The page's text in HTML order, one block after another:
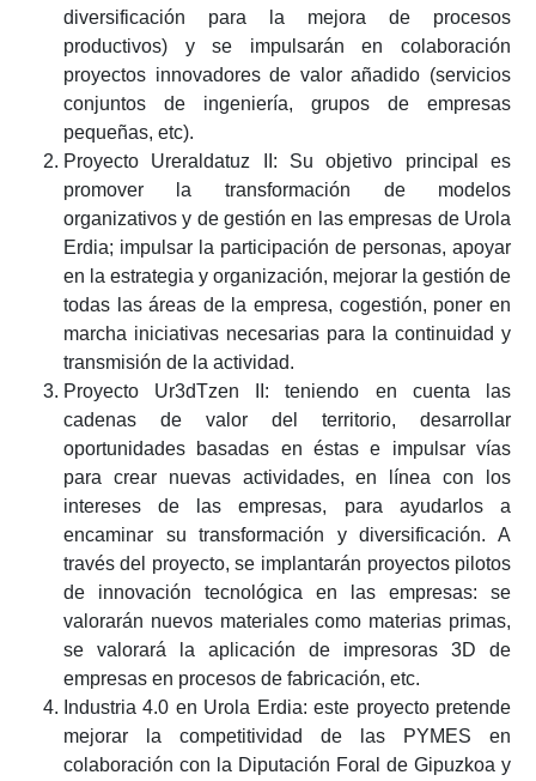
diversificación para la mejora de procesos
productivos) y se impulsarán en colaboración
proyectos innovadores de valor añadido (servicios
conjuntos de ingeniería, grupos de empresas
pequeñas, etc).
Proyecto Ureraldatuz II: Su objetivo principal es
promover la transformación de modelos
organizativos y de gestión en las empresas de Urola
Erdia; impulsar la participación de personas, apoyar
en la estrategia y organización, mejorar la gestión de
todas las áreas de la empresa, cogestión, poner en
marcha iniciativas necesarias para la continuidad y
transmisión de la actividad.
Proyecto Ur3dTzen II: teniendo en cuenta las
cadenas de valor del territorio, desarrollar
oportunidades basadas en éstas e impulsar vías
para crear nuevas actividades, en línea con los
intereses de las empresas, para ayudarlos a
encaminar su transformación y diversificación. A
través del proyecto, se implantarán proyectos pilotos
de innovación tecnológica en las empresas: se
valorarán nuevos materiales como materias primas,
se valorará la aplicación de impresoras 3D de
empresas en procesos de fabricación, etc.
Industria 4.0 en Urola Erdia: este proyecto pretende
mejorar la competitividad de las PYMES en
colaboración con la Diputación Foral de Gipuzkoa y